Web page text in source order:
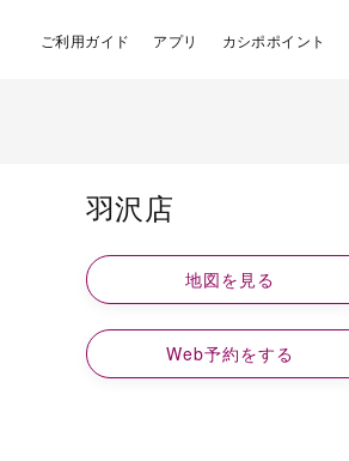
ご利用ガイド アプリ カシポポイント
羽沢店
地図を見る
Web予約をする